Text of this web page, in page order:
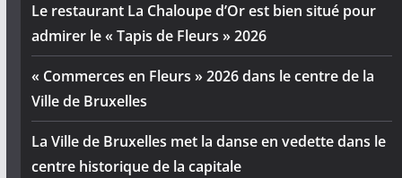
Le restaurant La Chaloupe d’Or est bien situé pour
admirer le « Tapis de Fleurs » 2026
« Commerces en Fleurs » 2026 dans le centre de la
Ville de Bruxelles
La Ville de Bruxelles met la danse en vedette dans le
centre historique de la capitale